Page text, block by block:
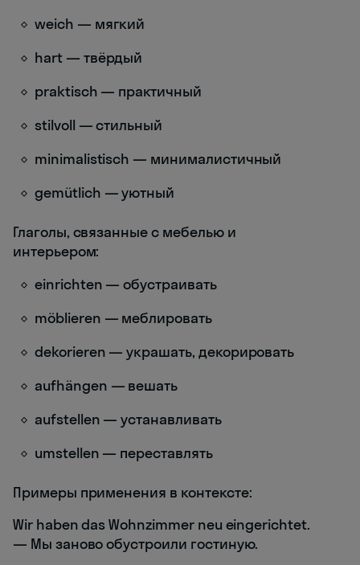
weich — мягкий
hart — твёрдый
praktisch — практичный
stilvoll — стильный
minimalistisch — минималистичный
gemütlich — уютный
Глаголы, связанные с мебелью и
интерьером:
einrichten — обустраивать
möblieren — меблировать
dekorieren — украшать, декорировать
aufhängen — вешать
aufstellen — устанавливать
umstellen — переставлять
Примеры применения в контексте:
Wir haben das Wohnzimmer neu eingerichtet.
— Мы заново обустроили гостиную.